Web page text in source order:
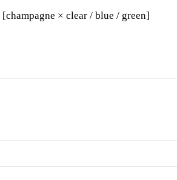
[champagne × clear / blue / green]